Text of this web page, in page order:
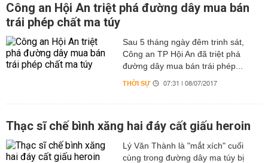
Công an Hội An triệt phá đường dây mua bán
trái phép chất ma túy
Sau 5 tháng ngày đêm trinh sát,
Công an TP Hội An đã triệt phá
đường dây mua bán trái phép...
THỜI SỰ 07:31 | 08/07/2017
Thạc sĩ chế bình xăng hai đáy cất giấu heroin
Lý Văn Thành là "mắt xích" cuối
cùng trong đường dây ma túy bị